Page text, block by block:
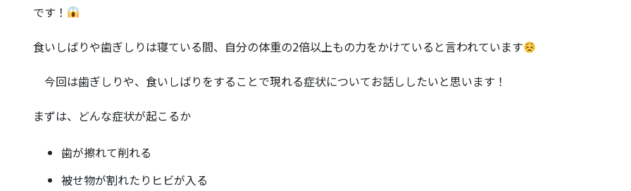
です！
食いしばりや歯ぎしりは寝ている間、自分の体重の2倍以上もの力をかけていると言われています
今回は歯ぎしりや、食いしばりをすることで現れる症状についてお話ししたいと思います！
まずは、どんな症状が起こるか
歯が擦れて削れる
被せ物が割れたりヒビが入る